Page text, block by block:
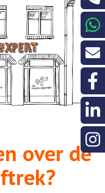
over de